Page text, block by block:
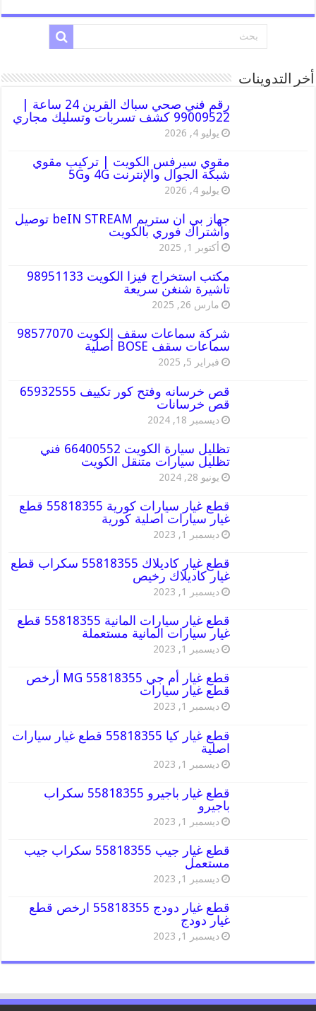
أخر التدوينات
رقم فني صحي سباك القرين 24 ساعة |
99009522 كشف تسربات وتسليك مجاري
يوليو 4, 2026
مقوي سيرفس الكويت | تركيب مقوي
شبكة الجوال والإنترنت 4G و5G
يوليو 4, 2026
جهاز بي ان ستريم beIN STREAM توصيل
واشتراك فوري بالكويت
أكتوبر 1, 2025
مكتب استخراج فيزا الكويت 98951133
تاشيرة شنغن سريعة
مارس 26, 2025
شركة سماعات سقف الكويت 98577070
سماعات سقف BOSE أصلية
فبراير 5, 2025
قص خرسانه وفتح كور تكييف 65932555
قص خرسانات
ديسمبر 18, 2024
تظليل سيارة الكويت 66400552 فني
تظليل سيارات متنقل الكويت
يونيو 28, 2024
قطع غيار سيارات كورية 55818355 قطع
غيار سيارات اصلية كورية
ديسمبر 1, 2023
قطع غيار كاديلاك 55818355 سكراب قطع
غيار كاديلاك رخيص
ديسمبر 1, 2023
قطع غيار سيارات المانية 55818355 قطع
غيار سيارات المانية مستعملة
ديسمبر 1, 2023
قطع غيار أم جي MG 55818355 أرخص
قطع غيار سيارات
ديسمبر 1, 2023
قطع غيار كيا 55818355 قطع غيار سيارات
اصلية
ديسمبر 1, 2023
قطع غيار باجيرو 55818355 سكراب
باجيرو
ديسمبر 1, 2023
قطع غيار جيب 55818355 سكراب جيب
مستعمل
ديسمبر 1, 2023
قطع غيار دودج 55818355 ارخص قطع
غيار دودج
ديسمبر 1, 2023